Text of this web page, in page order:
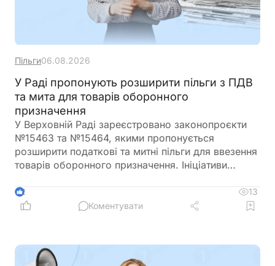
Пільги06.08.2026
У Раді пропонують розширити пільги з ПДВ
та мита для товарів оборонного
призначення
У Верховній Раді зареєстровано законопроєкти
№15463 та №15464, якими пропонується
розширити податкові та митні пільги для ввезення
товарів оборонного призначення. Ініціативи
ввізного мита на поставки, що фінансуються
іноземними державами, міжнародними
підприємств, які зможуть скористатися такими
пільгами
2
13
Коментувати